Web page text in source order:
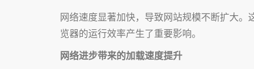
网络速度显著加快，导致网站规模不断扩大
览器的运行效率产生了重要影响。
网络进步带来的加载速度提升